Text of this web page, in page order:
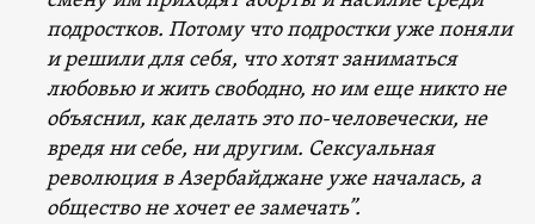
подростков. Потому что подростки уже поняли
и решили для себя, что хотят заниматься
любовью и жить свободно, но им еще никто не
объяснил, как делать это по-человечески, не
вредя ни себе, ни другим. Сексуальная
революция в Азербайджане уже началась, а
общество не хочет ее замечать”.